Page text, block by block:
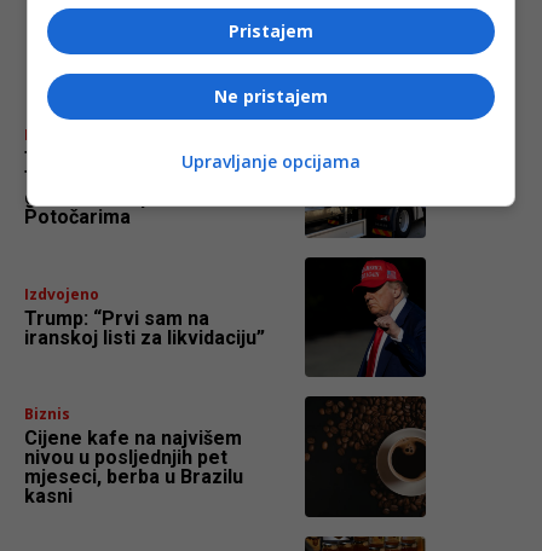
najnovije FACE.BA
BiH
Tužna kolona iz Visokog:
Tabuti deset žrtava
genocida na putu ka
Potočarima
Izdvojeno
Trump: “Prvi sam na
iranskoj listi za likvidaciju”
Biznis
Cijene kafe na najvišem
nivou u posljednjih pet
mjeseci, berba u Brazilu
kasni
Pristajem
Ne pristajem
Upravljanje opcijama